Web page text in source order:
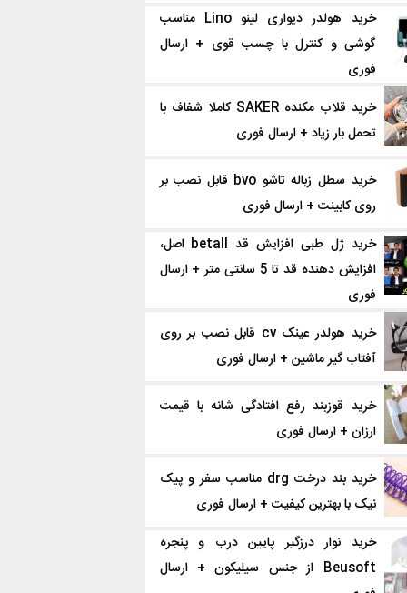
خرید هولدر دیواری لینو Lino مناسب
گوشی و کنترل با چسب قوی + ارسال
فوری
خرید قلاب‌ مکنده SAKER کاملا شفاف با
تحمل بار زیاد + ارسال فوری
خرید سطل زباله تاشو bvo قابل نصب بر
روی کابینت + ارسال فوری
خرید ژل طبی افزایش قد betall اصل،
افزایش دهنده قد تا 5 سانتی متر + ارسال
فوری
خرید هولدر عینک cv قابل نصب بر روی
آفتاب گیر ماشین + ارسال فوری
خرید قوزبند رفع افتادگی شانه با قیمت
ارزان + ارسال فوری
خرید بند درخت drg مناسب سفر و پیک
نیک با بهترین کیفیت + ارسال فوری
خرید نوار درزگیر پایین درب و پنجره
Beusoft از جنس سیلیکون + ارسال